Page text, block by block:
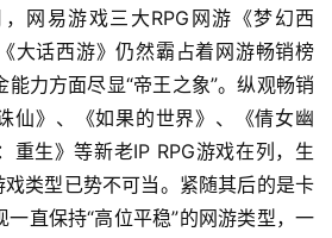
网易游戏三大RPG网游《梦幻西
大话西游》仍然霸占着网游畅销榜
能力方面尽显“帝王之象”。纵观畅销
仙》、《如果的世界》、《倩女幽
重生》等新老IP RPG游戏在列，生
戏类型已势不可当。紧随其后的是卡
直保持“高位平稳”的网游类型，一